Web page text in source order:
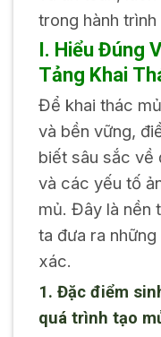
trong hành trình
I. Hiểu Đúng
Tảng Khai
Để khai thác
và bền vững,
biết sâu sắc về
và các yếu tố
mủ. Đây là nền
ta đưa ra
xác.
1. Đặc điểm
quá trình tạo